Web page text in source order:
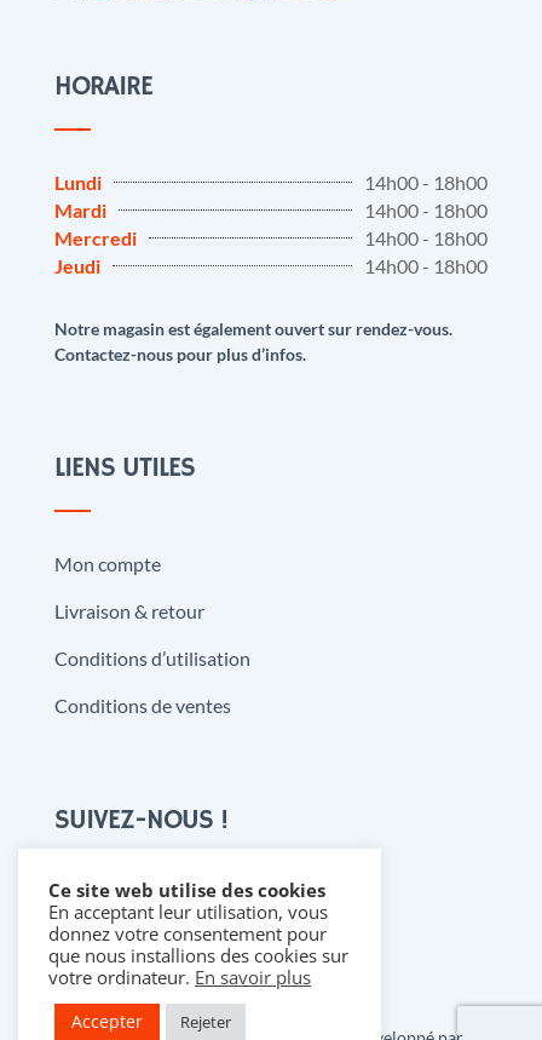
HORAIRE
Lundi
14h00 - 18h00
Mardi
14h00 - 18h00
Mercredi
14h00 - 18h00
Jeudi
14h00 - 18h00
Notre magasin est également ouvert sur rendez-vous.
Contactez-nous pour plus d’infos.
LIENS UTILES
Mon compte
Livraison & retour
Conditions d’utilisation
Conditions de ventes
SUIVEZ-NOUS !

Ce site web utilise des cookies
En acceptant leur utilisation, vous
donnez votre consentement pour
que nous installions des cookies sur
votre ordinateur. En savoir plus
Accepter Rejeter